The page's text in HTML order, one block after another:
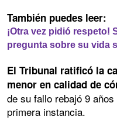
También puedes leer:
¡Otra vez pidió respeto!
pregunta sobre su vida
El Tribunal ratificó la
menor en calidad de
de su fallo rebajó 9
primera instancia.